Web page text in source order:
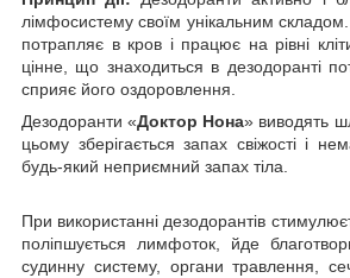
лімфосистему своїм унікальним
потрапляє в кров і працює на рівні
цінне, що знаходиться в дезодоранті
сприяє його оздоровлення.
Дезодоранти «Доктор Нона» виводять
цьому зберігається запах свіжості і
будь-який неприємний запах тіла.
При використанні дезодорантів
поліпшується лимфоток, йде
судинну систему, органи травлення,